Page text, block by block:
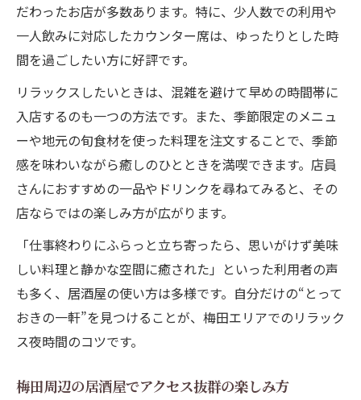
だわったお店が多数あります。特に、少人数での利用や
一人飲みに対応したカウンター席は、ゆったりとした時
間を過ごしたい方に好評です。
リラックスしたいときは、混雑を避けて早めの時間帯に
入店するのも一つの方法です。また、季節限定のメニュ
ーや地元の旬食材を使った料理を注文することで、季節
感を味わいながら癒しのひとときを満喫できます。店員
さんにおすすめの一品やドリンクを尋ねてみると、その
店ならではの楽しみ方が広がります。
「仕事終わりにふらっと立ち寄ったら、思いがけず美味
しい料理と静かな空間に癒された」といった利用者の声
も多く、居酒屋の使い方は多様です。自分だけの“とって
おきの一軒”を見つけることが、梅田エリアでのリラック
ス夜時間のコツです。
梅田周辺の居酒屋でアクセス抜群の楽しみ方